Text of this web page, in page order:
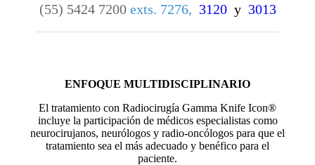
(55) 5424 7200 exts. 7276, 3120 y 3013
ENFOQUE MULTIDISCIPLINARIO
El tratamiento con Radiocirugía Gamma Knife Icon®
incluye la participación de médicos especialistas como
neurocirujanos, neurólogos y radio-oncólogos para que el
tratamiento sea el más adecuado y benéfico para el
paciente.